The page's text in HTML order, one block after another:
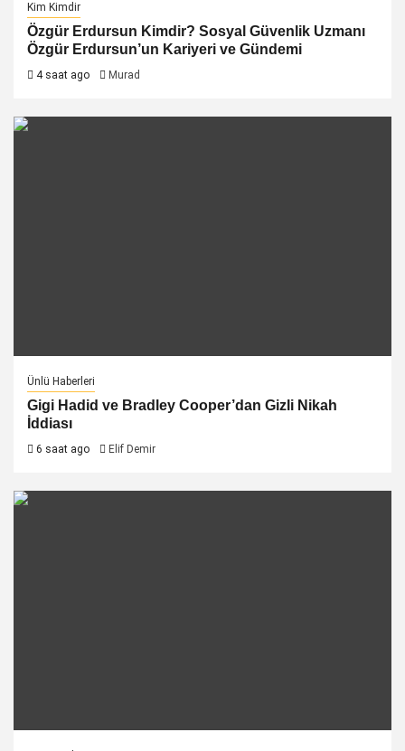
Kim Kimdir
Özgür Erdursun Kimdir? Sosyal Güvenlik Uzmanı
Özgür Erdursun’un Kariyeri ve Gündemi
4 saat ago Murad
Ünlü Haberleri
Gigi Hadid ve Bradley Cooper’dan Gizli Nikah
İddiası
6 saat ago Elif Demir